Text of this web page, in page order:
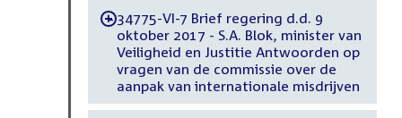
-34775-VI-7 Brief regering d.d. 9
oktober 2017 - S.A. Blok, minister van
Veiligheid en Justitie Antwoorden op
vragen van de commissie over de
aanpak van internationale misdrijven